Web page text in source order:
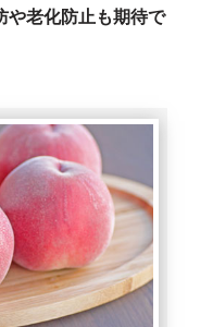
や老化防止も期待で